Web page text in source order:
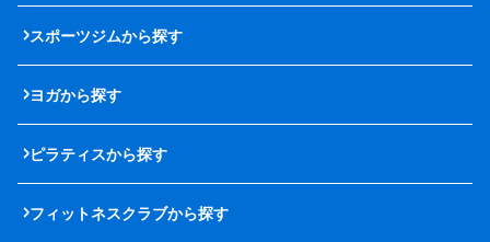
スポーツジムから探す
ヨガから探す
ピラティスから探す
フィットネスクラブから探す